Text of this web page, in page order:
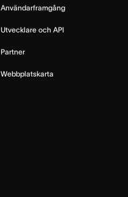
Användarframgång
Utvecklare och API
Partner
Webbplatskarta